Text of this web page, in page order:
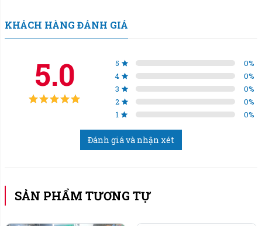
1 khung bàn cân kích thước (1m x1m; 1,2m x 1,2m;
5 mét dây tín hiệu.
Giá đỡ sàn cân có chân xoay di chuyển được.
Tính năng tổng quát cân sàn.
KHÁCH HÀNG ĐÁNH GIÁ
5.0 5 0%
4
0%
3
0%
2
0%
1
0%
Đánh giá và nhận xét
SẢN PHẨM TƯƠNG TỰ